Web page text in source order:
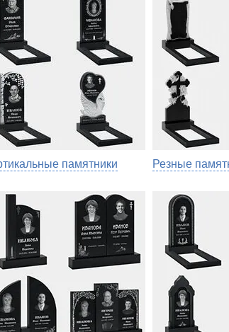
памятники Резные